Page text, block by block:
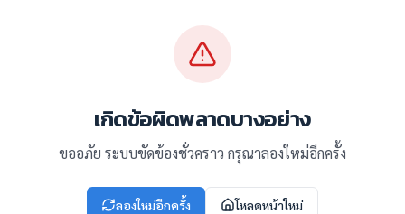
เกิดข้อผิดพลาดบางอย่าง
ขออภัย ระบบขัดข้องชั่วคราว กรุณาลองใหม่อีกครั้ง
ลองใหม่อีกครั้ง โหลดหน้าใหม่